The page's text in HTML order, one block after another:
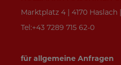
Marktplatz 4 | 4170 Haslach
Tel:+43 7289 715 62-0
für allgemeine Anfragen